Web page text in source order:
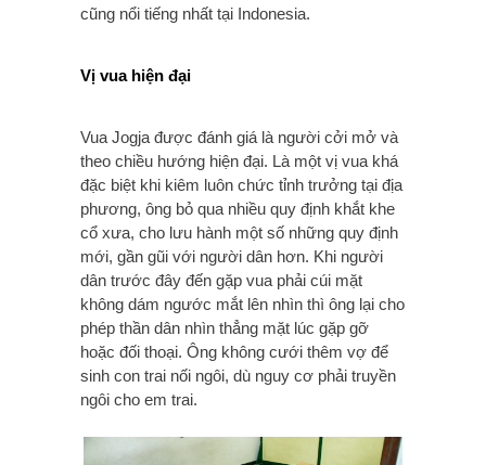
cũng nổi tiếng nhất tại Indonesia.
Vị vua hiện đại
Vua Jogja được đánh giá là người cởi mở và
theo chiều hướng hiện đại. Là một vị vua khá
đặc biệt khi kiêm luôn chức tỉnh trưởng tại địa
phương, ông bỏ qua nhiều quy định khắt khe
cổ xưa, cho lưu hành một số những quy định
mới, gần gũi với người dân hơn. Khi người
dân trước đây đến gặp vua phải cúi mặt
không dám ngước mắt lên nhìn thì ông lại cho
phép thần dân nhìn thẳng mặt lúc gặp gỡ
hoặc đối thoại. Ông không cưới thêm vợ để
sinh con trai nối ngôi, dù nguy cơ phải truyền
ngôi cho em trai.